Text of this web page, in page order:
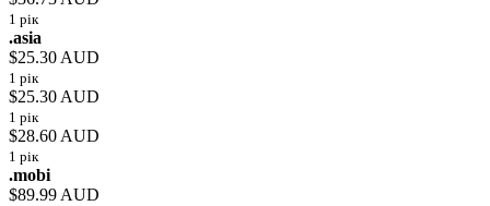
1 рік
.asia
$25.30 AUD
1 рік
$25.30 AUD
1 рік
$28.60 AUD
1 рік
.mobi
$89.99 AUD